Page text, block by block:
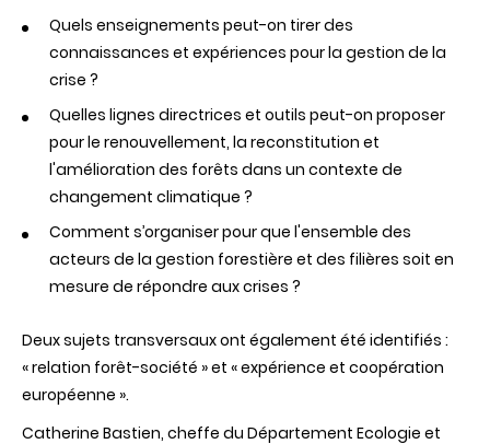
Quels enseignements peut-on tirer des
connaissances et expériences pour la gestion de la
crise ?
Quelles lignes directrices et outils peut-on proposer
pour le renouvellement, la reconstitution et
l'amélioration des forêts dans un contexte de
changement climatique ?
Comment s’organiser pour que l'ensemble des
acteurs de la gestion forestière et des filières soit en
mesure de répondre aux crises ?
Deux sujets transversaux ont également été identifiés :
« relation forêt-société » et « expérience et coopération
européenne ».
Catherine Bastien, cheffe du Département Ecologie et